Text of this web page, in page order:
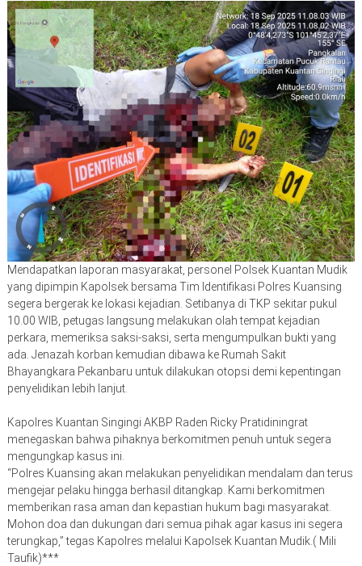
Mendapatkan laporan masyarakat, personel Polsek Kuantan Mudik
yang dipimpin Kapolsek bersama Tim Identifikasi Polres Kuansing
segera bergerak ke lokasi kejadian. Setibanya di TKP sekitar pukul
10.00 WIB, petugas langsung melakukan olah tempat kejadian
perkara, memeriksa saksi-saksi, serta mengumpulkan bukti yang
ada. Jenazah korban kemudian dibawa ke Rumah Sakit
Bhayangkara Pekanbaru untuk dilakukan otopsi demi kepentingan
penyelidikan lebih lanjut.
Kapolres Kuantan Singingi AKBP Raden Ricky Pratidiningrat
menegaskan bahwa pihaknya berkomitmen penuh untuk segera
mengungkap kasus ini.
“Polres Kuansing akan melakukan penyelidikan mendalam dan terus
mengejar pelaku hingga berhasil ditangkap. Kami berkomitmen
memberikan rasa aman dan kepastian hukum bagi masyarakat.
Mohon doa dan dukungan dari semua pihak agar kasus ini segera
terungkap,” tegas Kapolres melalui Kapolsek Kuantan Mudik.( Mili
Taufik)***